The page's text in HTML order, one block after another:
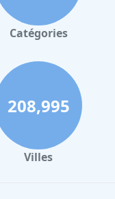
Catégories
208,995
Villes